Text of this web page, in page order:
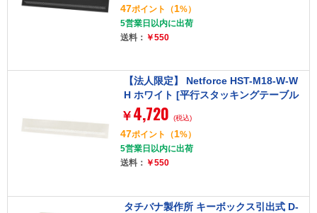
47ポイント （1%）
5営業日以内に出荷
送料： ￥550
【法人限定】 Netforce HST-M18-W-W
H ホワイト [平行スタッキングテーブル
棚なし 幅1800専用幕板]
￥ 4,720 (税込)
47ポイント （1%）
5営業日以内に出荷
送料： ￥550
タチバナ製作所 キーボックス引出式 D-